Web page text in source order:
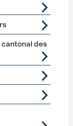
des